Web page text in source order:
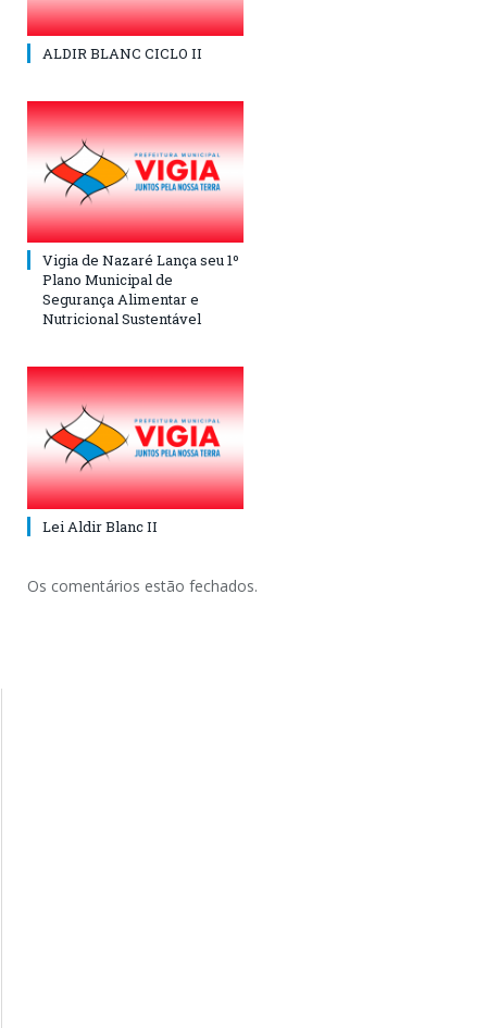
ALDIR BLANC CICLO II
Vigia de Nazaré Lança seu 1º
Plano Municipal de
Segurança Alimentar e
Nutricional Sustentável
Lei Aldir Blanc II
Os comentários estão fechados.